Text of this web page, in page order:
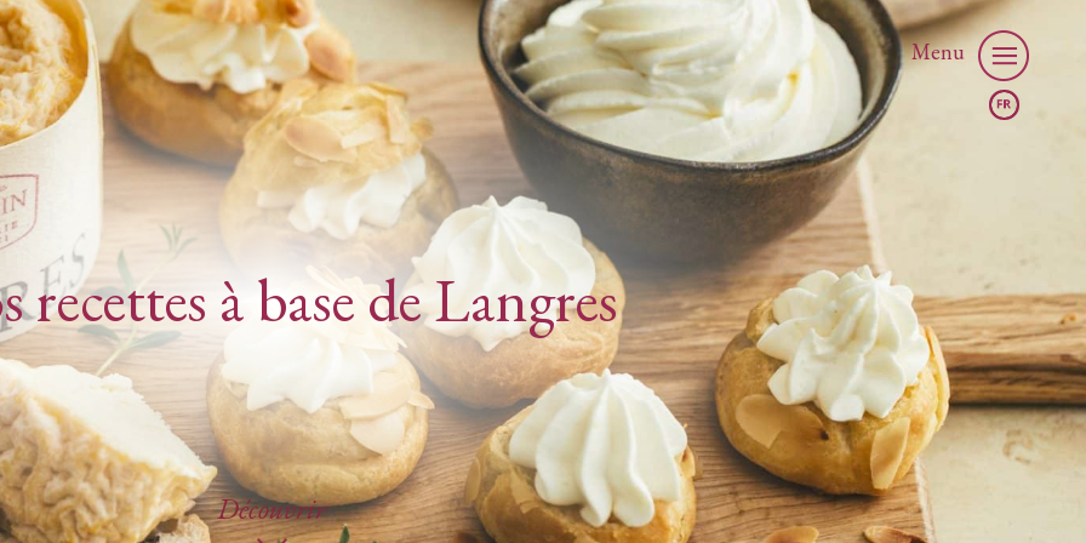
Menu
recettes à base de Langres
Découvrir